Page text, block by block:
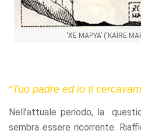
‘XE MAPYA’ (‘KAIRE
“Tuo padre ed io ti
Nell’attuale periodo, la
sembra essere ricorrente.